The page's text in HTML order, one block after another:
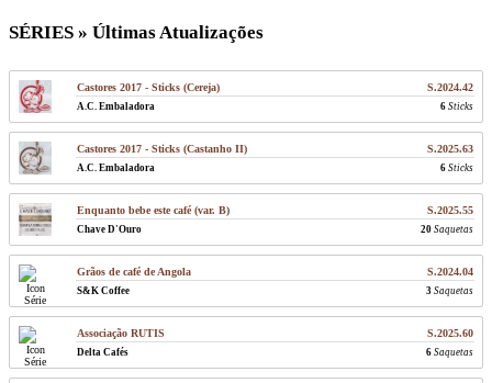
SÉRIES » Últimas Atualizações
Castores 2017 - Sticks (Cereja) S.2024.42
A.C. Embaladora 6 Sticks
Castores 2017 - Sticks (Castanho II) S.2025.63
A.C. Embaladora 6 Sticks
Enquanto bebe este café (var. B) S.2025.55
Chave D'Ouro 20 Saquetas
Grãos de café de Angola S.2024.04
S&K Coffee 3 Saquetas
Associação RUTIS S.2025.60
Delta Cafés 6 Saquetas